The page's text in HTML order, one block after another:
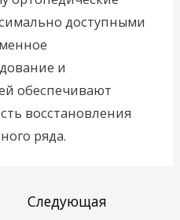
доступными
и
обеспечивают
восстановления
ряда.
Следующая